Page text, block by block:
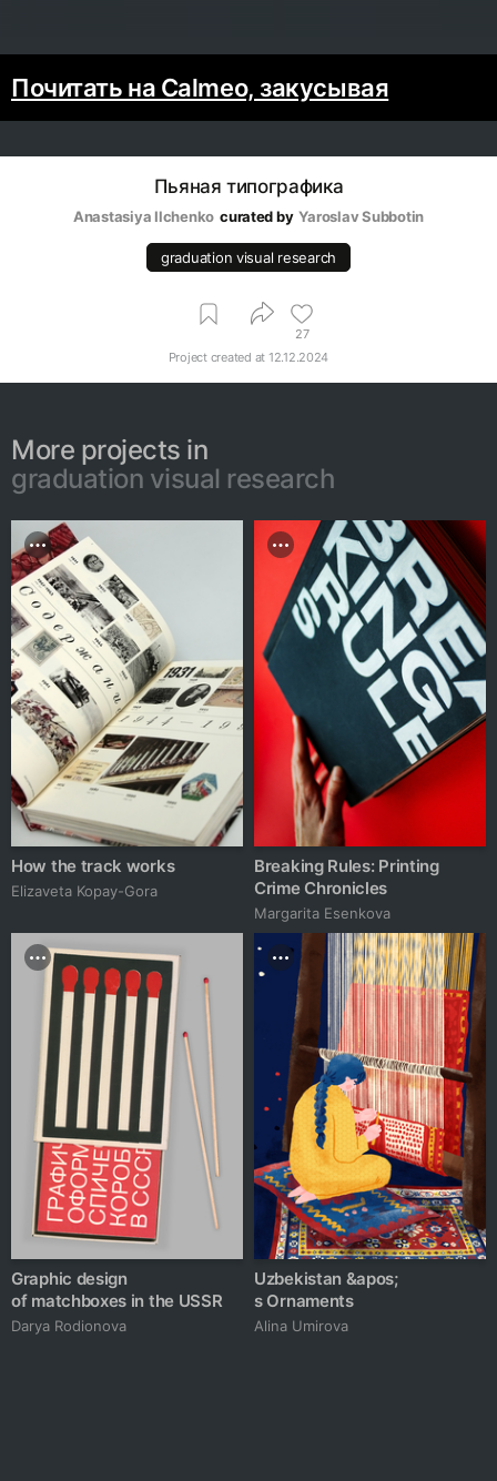
Почитать на Calmeo, закусывая
Пьяная типографика
Anastasiya Ilchenko curated by Yaroslav Subbotin
graduation visual research
27
Project created at 12.12.2024
More projects in
graduation visual research
How the track works
Elizaveta Kopay-Gora
Breaking Rules: Printing
Crime Chronicles
Margarita Esenkova
Graphic design
of matchboxes in the USSR
Darya Rodionova
Uzbekistan &apos;
s Ornaments
Alina Umirova